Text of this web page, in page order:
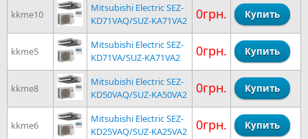
kkme10
Mitsubishi Electric SEZ-
KD71VAQ/SUZ-KA71VA2
0грн.
kkme5
Mitsubishi Electric SEZ-
KD71VA/SUZ-KA71VA2
0грн.
kkme8
Mitsubishi Electric SEZ-
KD50VAQ/SUZ-KA50VA2
0грн.
kkme6
Mitsubishi Electric SEZ-
KD25VAQ/SUZ-KA25VA2
0грн.